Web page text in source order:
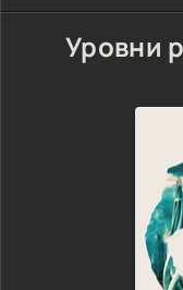
Уровни